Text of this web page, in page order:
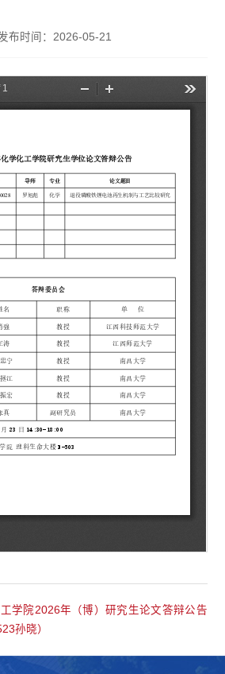
布时间：2026-05-21
工学院2026年（博）研究生论文答辩公告
孙晓）